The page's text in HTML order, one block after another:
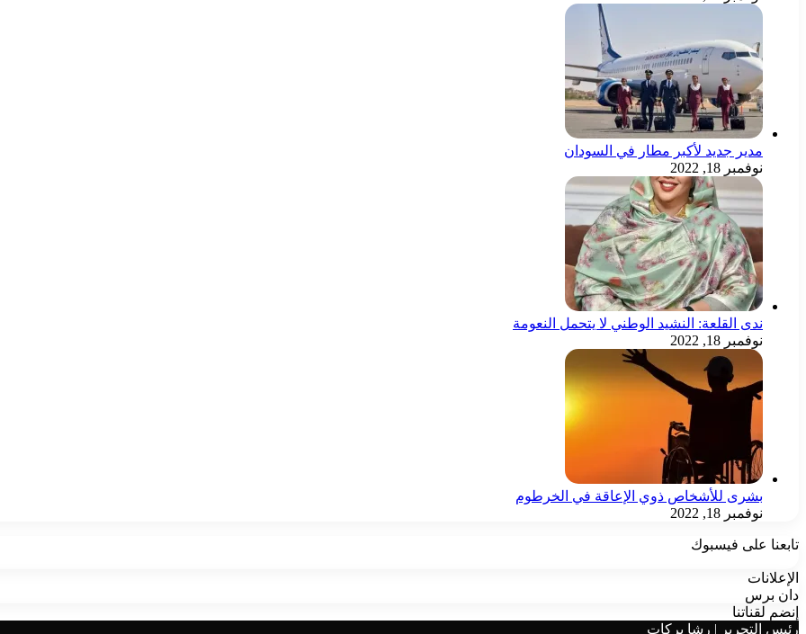
مدير جديد لأكبر مطار في السودان
نوفمبر 18, 2022
ندى القلعة: النشيد الوطني لا يتحمل النعومة
نوفمبر 18, 2022
بشرى للأشخاص ذوي الإعاقة في الخرطوم
نوفمبر 18, 2022
تابعنا على فيسبوك
الإعلانات
دان برس
إنضم لقناتنا
رئيس التحرير | رشا بركات